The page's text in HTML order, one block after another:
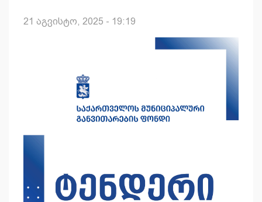
21 აგვისტო, 2025 - 19:19